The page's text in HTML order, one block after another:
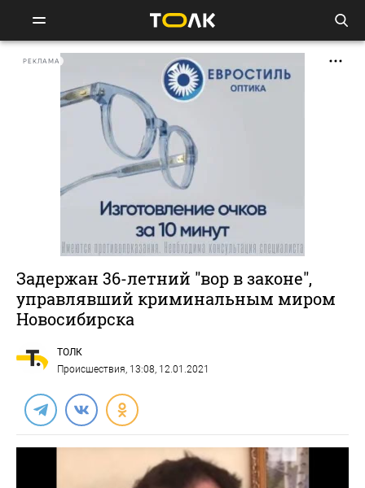
РЕКЛАМА
Задержан 36-летний "вор в законе",
управлявший криминальным миром
Новосибирска
ТОЛК
Происшествия, 13:08, 12.01.2021